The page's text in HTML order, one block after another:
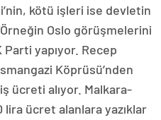
kötü işleri ise devletin
Oslo görüşmelerini
yapıyor. Recep
Köprüsü’nden
ücreti alıyor. Malkara-
lira ücret alanlara yazıklar